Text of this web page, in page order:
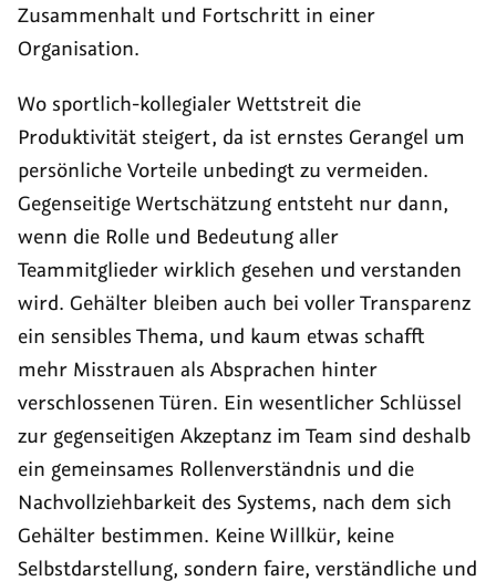
Zusammenhalt und Fortschritt in einer
Organisation.
Wo sportlich-kollegialer Wettstreit die
Produktivität steigert, da ist ernstes Gerangel um
persönliche Vorteile unbedingt zu vermeiden.
Gegenseitige Wertschätzung entsteht nur dann,
wenn die Rolle und Bedeutung aller
Teammitglieder wirklich gesehen und verstanden
wird. Gehälter bleiben auch bei voller Transparenz
ein sensibles Thema, und kaum etwas schafft
mehr Misstrauen als Absprachen hinter
verschlossenen Türen. Ein wesentlicher Schlüssel
zur gegenseitigen Akzeptanz im Team sind deshalb
ein gemeinsames Rollenverständnis und die
Nachvollziehbarkeit des Systems, nach dem sich
Gehälter bestimmen. Keine Willkür, keine
Selbstdarstellung, sondern faire, verständliche und